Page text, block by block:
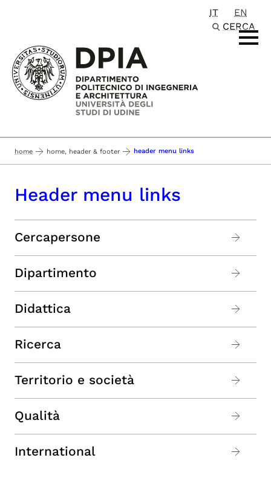
IT
EN
CERCA
home home, header & footer header menu links
Header menu links
Cercapersone
Dipartimento
Didattica
Ricerca
Territorio e società
Qualità
International